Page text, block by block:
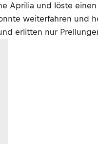
Aprilia und löste
weiterfahren und
erlitten nur